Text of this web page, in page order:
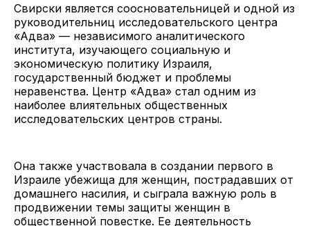
Свирски является соосновательницей и одной из
руководительниц исследовательского центра
«Адва» — независимого аналитического
института, изучающего социальную и
экономическую политику Израиля,
государственный бюджет и проблемы
неравенства. Центр «Адва» стал одним из
наиболее влиятельных общественных
исследовательских центров страны.
Она также участвовала в создании первого в
Израиле убежища для женщин, пострадавших от
домашнего насилия, и сыграла важную роль в
продвижении темы защиты женщин в
общественной повестке. Ее деятельность